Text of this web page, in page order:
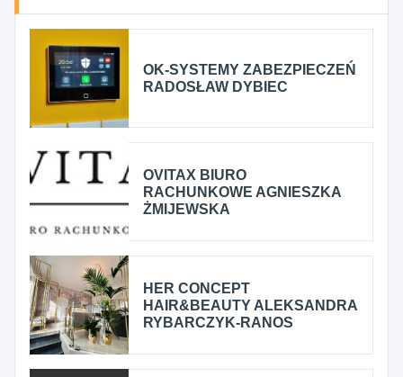
OK-SYSTEMY ZABEZPIECZEŃ
RADOSŁAW DYBIEC
OVITAX BIURO
RACHUNKOWE AGNIESZKA
ŻMIJEWSKA
HER CONCEPT
HAIR&BEAUTY ALEKSANDRA
RYBARCZYK-RANOS